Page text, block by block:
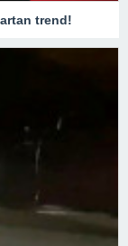
trend!